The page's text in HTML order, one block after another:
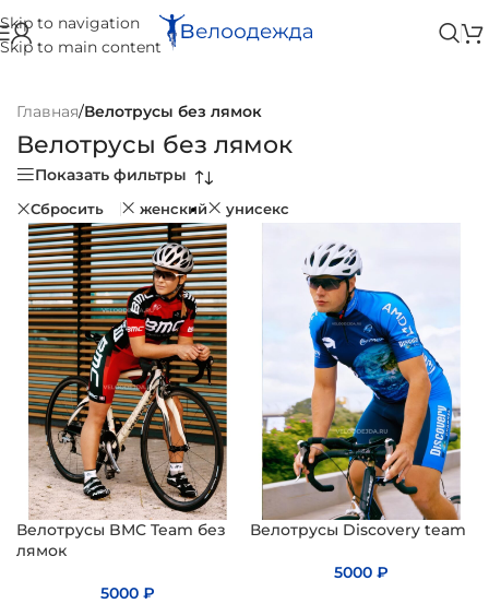
Skip to navigation
Skip to main content
Главная/Велотрусы без лямок
Велотрусы без лямок
Показать фильтры
Сбросить женский унисекс
Велотрусы BMC Team без
лямок
5000 ₽
Велотрусы Discovery team
5000 ₽